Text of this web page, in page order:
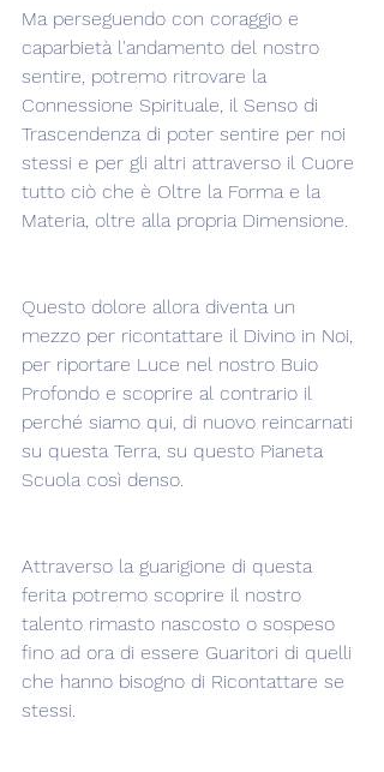
Ma perseguendo con coraggio e
caparbietà l'andamento del nostro
sentire, potremo ritrovare la
Connessione Spirituale, il Senso di
Trascendenza di poter sentire per noi
stessi e per gli altri attraverso il Cuore
tutto ciò che è Oltre la Forma e la
Materia, oltre alla propria Dimensione.
Questo dolore allora diventa un
mezzo per ricontattare il Divino in Noi,
per riportare Luce nel nostro Buio
Profondo e scoprire al contrario il
perché siamo qui, di nuovo reincarnati
su questa Terra, su questo Pianeta
Scuola così denso.
Attraverso la guarigione di questa
ferita potremo scoprire il nostro
talento rimasto nascosto o sospeso
fino ad ora di essere Guaritori di quelli
che hanno bisogno di Ricontattare se
stessi.